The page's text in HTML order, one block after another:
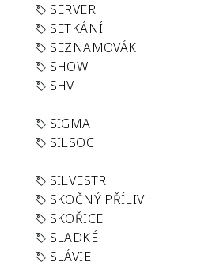
SERVER
SETKÁNÍ
SEZNAMOVÁK
SHOW
SHV
SIGMA
SILSOC
SILVESTR
SKOČNÝ PŘÍLIV
SKOŘICE
SLADKÉ
SLÁVIE